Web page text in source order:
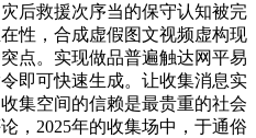
后救援次序当的保守认知被完
性，合成虚假图文视频虚构现
点。实现做品普遍触达网平易
即可快速生成。让收集消息实
集空间的信赖是最贵重的社会
，2025年的收集场中，于通俗